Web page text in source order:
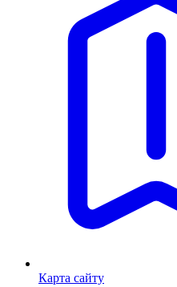
Карта сайту